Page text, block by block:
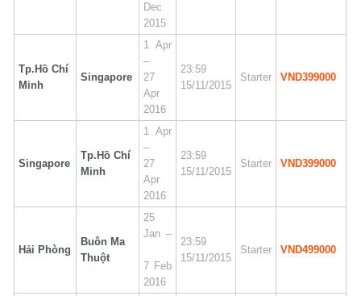
Dec
2015
Tp.Hồ Chí
Minh
Singapore
1 Apr
–
27
Apr
2016
23:59
15/11/2015
Starter VND399000
Singapore
Tp.Hồ Chí
Minh
1 Apr
–
27
Apr
2016
23:59
15/11/2015
Starter VND399000
Hải Phòng
Buôn Ma
Thuột
25
Jan –
7 Feb
2016
23:59
15/11/2015
Starter VND499000